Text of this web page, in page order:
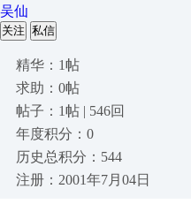
吴仙
关注 私信
精华：1帖
求助：0帖
帖子：1帖 | 546回
年度积分：0
历史总积分：544
注册：2001年7月04日